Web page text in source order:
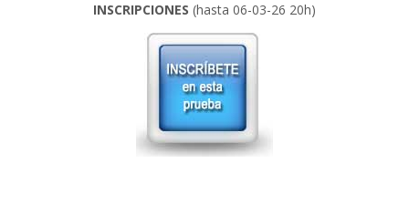
INSCRIPCIONES (hasta 06-03-26 20h)